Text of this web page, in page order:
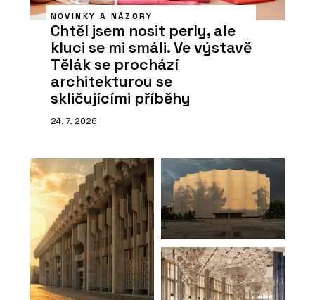
NOVINKY A NÁZORY
Chtěl jsem nosit perly, ale
kluci se mi smáli. Ve výstavě
Tělák se prochází
architekturou se
skličujícími příběhy
24. 7. 2026